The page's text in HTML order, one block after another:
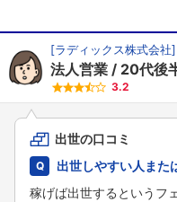
[ラディックス株式会社]
法人営業 20代後
3.2
出世の口コミ
出世しやすい人また
稼げば出世するというフ